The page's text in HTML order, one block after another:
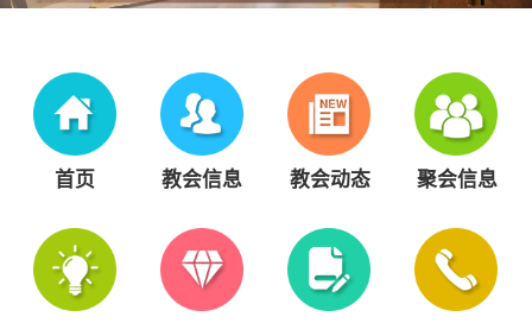
首页 教会信息 教会动态 聚会信息